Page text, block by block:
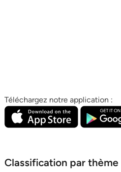
Téléchargez notre application :
Classification par thème